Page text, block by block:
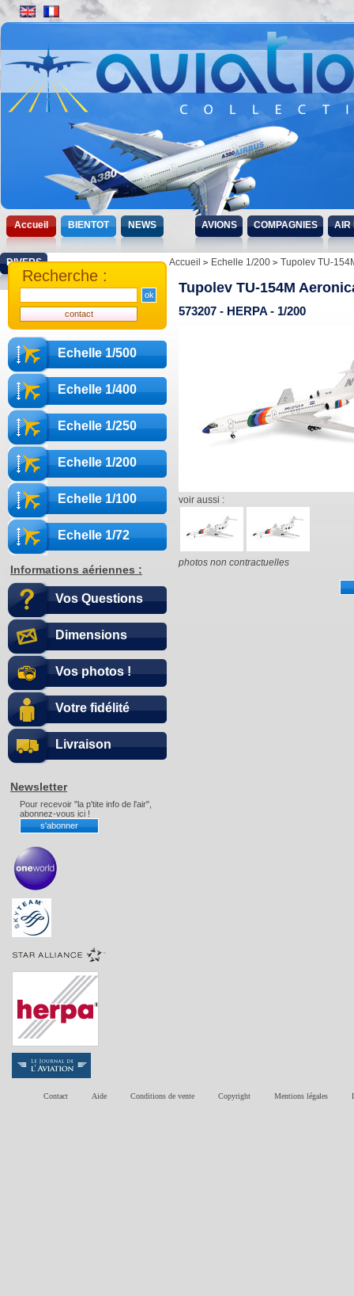
Accueil BIENTOT NEWS AVIONS COMPAGNIES AIR
DIVERS
Echelle 1/500
Echelle 1/400
Echelle 1/250
Echelle 1/200
Echelle 1/100
Echelle 1/72
Informations aériennes :
Vos Questions
Dimensions
Vos photos !
Votre fidélité
Livraison
Recherche :
Newsletter
Pour recevoir "la p'tite info de l'air",
abonnez-vous ici !
Accueil Echelle 1/200 Tupolev TU-
Tupolev TU-154M
573207 - HERPA - 1/200
voir aussi :
photos non contractuelles
Contact Aide Conditions de vente Copyright Mentions légales